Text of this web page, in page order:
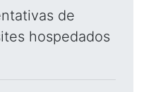
de
hospedados